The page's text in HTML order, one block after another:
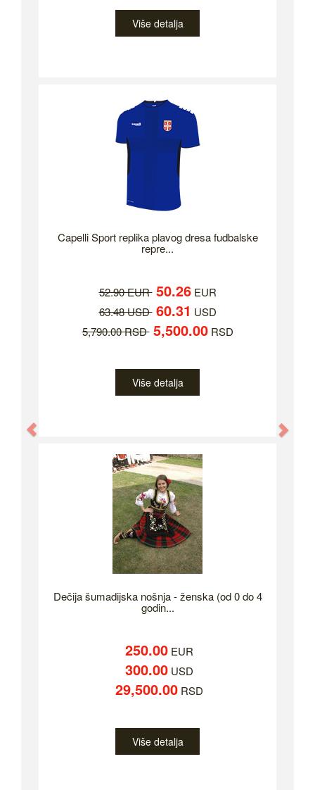
Više detalja
Capelli Sport replika plavog dresa fudbalske
repre...
52.90 EUR 50.26EUR
63.48 USD 60.31 USD
5,790.00 RSD 5,500.00RSD
Više detalja
Dečija šumadijska nošnja - ženska (od 0 do 4
godin...
250.00 EUR
300.00 USD
29,500.00 RSD
Više detalja